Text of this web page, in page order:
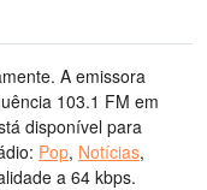
A emissora
103.1 FM em
disponível para
Pop, Notícias,
a 64 kbps.